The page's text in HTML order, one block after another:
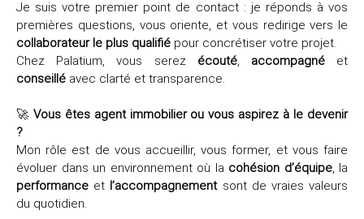
Je suis votre premier point de contact : je réponds à vos
premières questions, vous oriente, et vous redirige vers le
collaborateur le plus qualifié pour concrétiser votre projet.
Chez Palatium, vous serez écouté, accompagnéet
conseillé avec clarté et transparence.
🚀 Vous êtes agent immobilier ou vous aspirez à le devenir
?
Mon rôle est de vous accueillir, vous former, et vous faire
évoluer dans un environnement où la cohésion d’équipe, la
performance et l’accompagnement sont de vraies valeurs
du quotidien.